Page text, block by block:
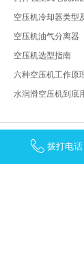
空压机冷却器类型
空压机油气分离器
空压机选型指南
六种空压机工作原
水润滑空压机到底
上海
拨打电话